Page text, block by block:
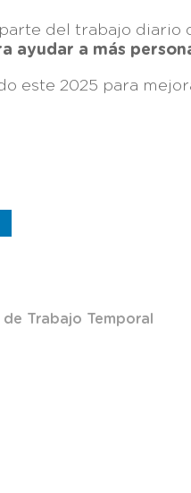
del trabajo diario
ayudar a más
este 2025 para
Trabajo Temporal